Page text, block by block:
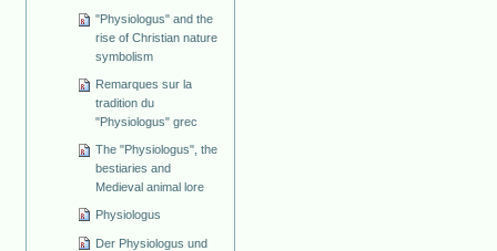
"Physiologus" and the
rise of Christian nature
symbolism
Remarques sur la
tradition du
"Physiologus" grec
The "Physiologus", the
bestiaries and
Medieval animal lore
Physiologus
Der Physiologus und